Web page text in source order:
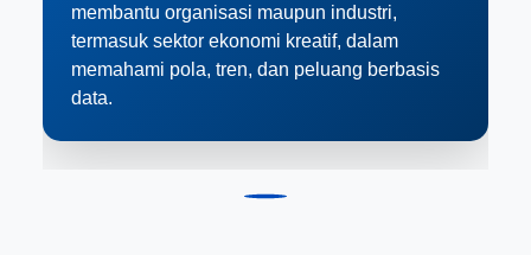
membantu organisasi maupun industri,
termasuk sektor ekonomi kreatif, dalam
memahami pola, tren, dan peluang berbasis
data.